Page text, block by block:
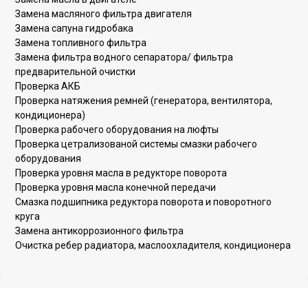
Замена масляного фильтра двигателя
Замена сапуна гидробака
Замена топливного фильтра
Замена фильтра водного сепаратора/ фильтра
предварительной очистки
Проверка АКБ
Проверка натяжения ремней (генератора, вентилятора,
кондиционера)
Проверка рабочего оборудования на люфты
Проверка цетрализованой системы смазки рабочего
оборудования
Проверка уровня масла в редукторе поворота
Проверка уровня масла конечной передачи
Смазка подшипника редуктора поворота и поворотного
круга
Замена антикоррозионного фильтра
Очистка ребер радиатора, маслоохладителя, кондиционера